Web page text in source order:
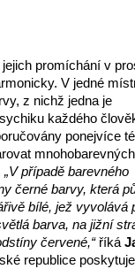
promíchání v
V jedné
z nichž jedna je
každého
ponejvíce
mnohobarevných
„V případě barevného
černé barvy, která
bílé, jež vyvolává
barva, na jižní
červené,“říká
republice poskytuje